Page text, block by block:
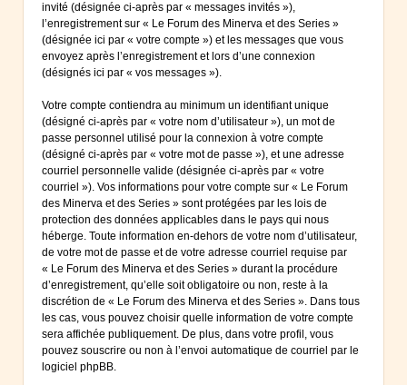
invité (désignée ci-après par « messages invités »),
l’enregistrement sur « Le Forum des Minerva et des Series »
(désignée ici par « votre compte ») et les messages que vous
envoyez après l’enregistrement et lors d’une connexion
(désignés ici par « vos messages »).
Votre compte contiendra au minimum un identifiant unique
(désigné ci-après par « votre nom d’utilisateur »), un mot de
passe personnel utilisé pour la connexion à votre compte
(désigné ci-après par « votre mot de passe »), et une adresse
courriel personnelle valide (désignée ci-après par « votre
courriel »). Vos informations pour votre compte sur « Le Forum
des Minerva et des Series » sont protégées par les lois de
protection des données applicables dans le pays qui nous
héberge. Toute information en-dehors de votre nom d’utilisateur,
de votre mot de passe et de votre adresse courriel requise par
« Le Forum des Minerva et des Series » durant la procédure
d’enregistrement, qu’elle soit obligatoire ou non, reste à la
discrétion de « Le Forum des Minerva et des Series ». Dans tous
les cas, vous pouvez choisir quelle information de votre compte
sera affichée publiquement. De plus, dans votre profil, vous
pouvez souscrire ou non à l’envoi automatique de courriel par le
logiciel phpBB.